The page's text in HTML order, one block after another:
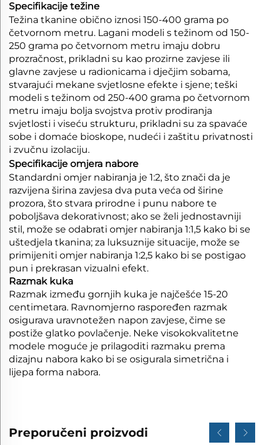
Specifikacije težine
Težina tkanine obično iznosi 150-400 grama po
četvornom metru. Lagani modeli s težinom od 150-
250 grama po četvornom metru imaju dobru
prozračnost, prikladni su kao prozirne zavjese ili
glavne zavjese u radionicama i dječjim sobama,
stvarajući mekane svjetlosne efekte i sjene; teški
modeli s težinom od 250-400 grama po četvornom
metru imaju bolja svojstva protiv prodiranja
svjetlosti i viseću strukturu, prikladni su za spavaće
sobe i domaće bioskope, nudeći i zaštitu privatnosti
i zvučnu izolaciju.
Specifikacije omjera nabore
Standardni omjer nabiranja je 1:2, što znači da je
razvijena širina zavjesa dva puta veća od širine
prozora, što stvara prirodne i punu nabore te
poboljšava dekorativnost; ako se želi jednostavniji
stil, može se odabrati omjer nabiranja 1:1,5 kako bi se
uštedjela tkanina; za luksuznije situacije, može se
primijeniti omjer nabiranja 1:2,5 kako bi se postigao
pun i prekrasan vizualni efekt.
Razmak kuka
Razmak između gornjih kuka je najčešće 15-20
centimetara. Ravnomjerno raspoređen razmak
osigurava uravnotežen napon zavjese, čime se
postiže glatko povlačenje. Neke visokokvalitetne
modele moguće je prilagoditi razmaku prema
dizajnu nabora kako bi se osigurala simetrična i
lijepa forma nabora.
Preporučeni proizvodi